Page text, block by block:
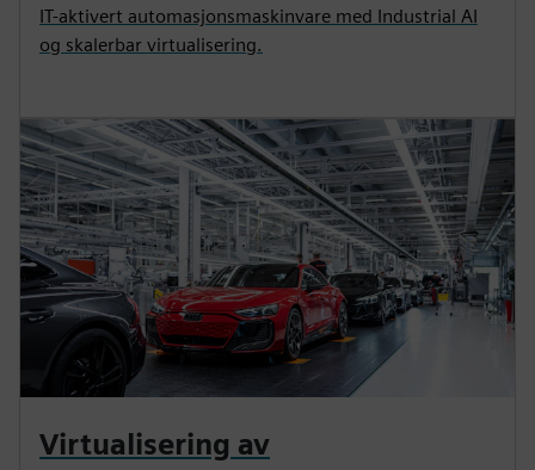
IT-aktivert automasjonsmaskinvare med Industrial AI
og skalerbar virtualisering.
Virtualisering av